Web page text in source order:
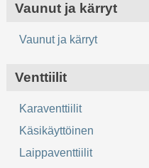
Vaunut ja kärryt
Vaunut ja kärryt
Venttiilit
Karaventtiilit
Käsikäyttöinen
Laippaventtiilit